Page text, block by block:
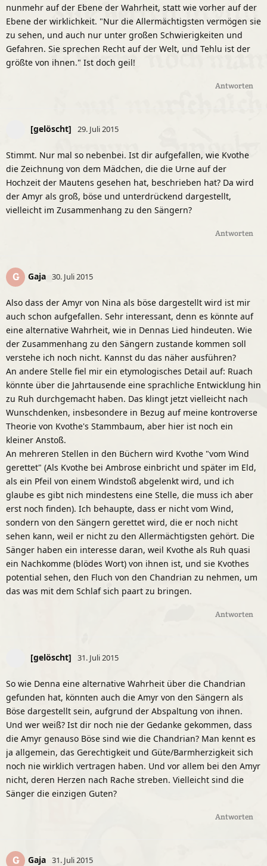
nunmehr auf der Ebene der Wahrheit, statt wie vorher auf der
Ebene der wirklichkeit. "Nur die Allermächtigsten vermögen sie
zu sehen, und auch nur unter großen Schwierigkeiten und
Gefahren. Sie sprechen Recht auf der Welt, und Tehlu ist der
größte von ihnen." Ist doch geil!
Antworten
[gelöscht] 29. Juli 2015
Stimmt. Nur mal so nebenbei. Ist dir aufgefallen, wie Kvothe
die Zeichnung von dem Mädchen, die die Urne auf der
Hochzeit der Mautens gesehen hat, beschrieben hat? Da wird
der Amyr als groß, böse und unterdrückend dargestellt,
vielleicht im Zusammenhang zu den Sängern?
Antworten
G Gaja 30. Juli 2015
Also dass der Amyr von Nina als böse dargestellt wird ist mir
auch schon aufgefallen. Sehr interessant, denn es könnte auf
eine alternative Wahrheit, wie in Dennas Lied hindeuten. Wie
der Zusammenhang zu den Sängern zustande kommen soll
verstehe ich noch nicht. Kannst du das näher ausführen?
An andere Stelle fiel mir ein etymologisches Detail auf: Ruach
könnte über die Jahrtausende eine sprachliche Entwicklung hin
zu Ruh durchgemacht haben. Das klingt jetzt vielleicht nach
Wunschdenken, insbesondere in Bezug auf meine kontroverse
Theorie von Kvothe's Stammbaum, aber hier ist noch ein
kleiner Anstoß.
An mehreren Stellen in den Büchern wird Kvothe "vom Wind
gerettet" (Als Kvothe bei Ambrose einbricht und später im Eld,
als ein Pfeil von einem Windstoß abgelenkt wird, und ich
glaube es gibt nich mindestens eine Stelle, die muss ich aber
erst noch finden). Ich behaupte, dass er nicht vom Wind,
sondern von den Sängern gerettet wird, die er noch nicht
sehen kann, weil er nicht zu den Allermächtigsten gehört. Die
Sänger haben ein interesse daran, weil Kvothe als Ruh quasi
ein Nachkomme (blödes Wort) von ihnen ist, und sie Kvothes
potential sehen, den Fluch von den Chandrian zu nehmen, um
das was mit dem Schlaf sich paart zu bringen.
Antworten
[gelöscht] 31. Juli 2015
So wie Denna eine alternative Wahrheit über die Chandrian
gefunden hat, könnten auch die Amyr von den Sängern als
Böse dargestellt sein, aufgrund der Abspaltung von ihnen.
Und wer weiß? Ist dir noch nie der Gedanke gekommen, dass
die Amyr genauso Böse sind wie die Chandrian? Man kennt es
ja allgemein, das Gerechtigkeit und Güte/Barmherzigkeit sich
noch nie wirklich vertragen haben. Und vor allem bei den Amyr
nicht, deren Herzen nach Rache streben. Vielleicht sind die
Sänger die einzigen Guten?
Antworten
G Gaja 31. Juli 2015